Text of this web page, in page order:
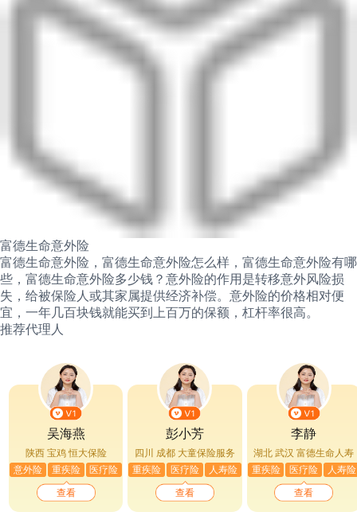
富德生命意外险
富德生命意外险，富德生命意外险怎么样，富德生命意外险有哪
些，富德生命意外险多少钱？意外险的作用是转移意外风险损
失，给被保险人或其家属提供经济补偿。意外险的价格相对便
宜，一年几百块钱就能买到上百万的保额，杠杆率很高。
推荐代理人
吴海燕
陕西 宝鸡恒大保险
意外险
重疾险 医疗险
查看
彭小芳
四川 成都大童保险服务
重疾险
医疗险 人寿险
查看
李静
湖北 武汉富德生命人寿
重疾险
医疗险 人寿险
查看